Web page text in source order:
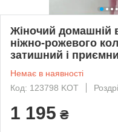
Жіночий домашній
ніжно-рожевого
затишний і
Немає в наявності
Код: 123798 KOT
1 195 ₴